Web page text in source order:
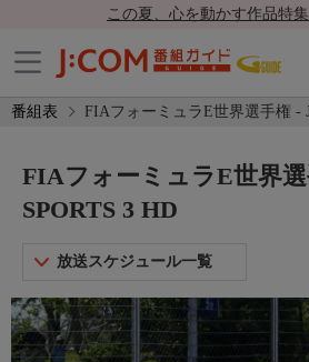
この夏、心を動かす作品特
番組表 FIAフォーミュラE世界選手権 -
FIAフォーミュラE世界
SPORTS 3 HD
放送スケジュール一覧